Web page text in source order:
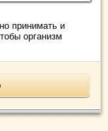
принимать и
организм